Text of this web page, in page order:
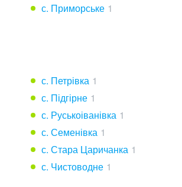
с. Приморське 1
с. Петрівка 1
с. Підгірне 1
с. Руськоіванівка 1
с. Семенівка 1
с. Стара Царичанка 1
с. Чистоводне 1